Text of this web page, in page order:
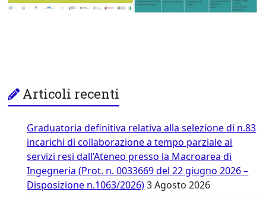
Articoli recenti
Graduatoria definitiva relativa alla selezione di n.83
incarichi di collaborazione a tempo parziale ai
servizi resi dall’Ateneo presso la Macroarea di
Ingegneria (Prot. n. 0033669 del 22 giugno 2026 –
Disposizione n.1063/2026) 3 Agosto 2026